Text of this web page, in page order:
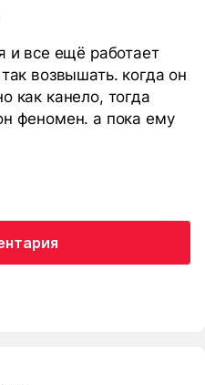
и все ещё работает
возвышать. когда он
как канело, тогда
феномен. а пока ему